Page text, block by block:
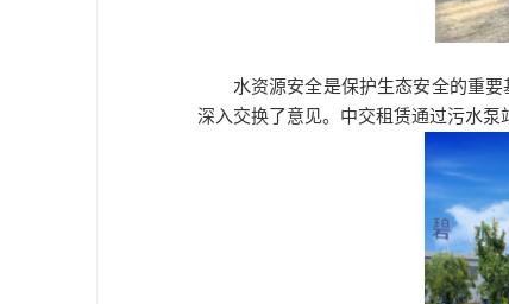
水资源安全是保护生态安全的重
深入交换了意见。中交租赁通过污水泵